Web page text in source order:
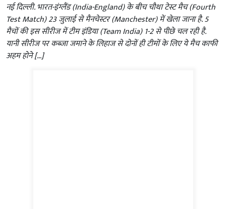
नई दिल्ली. भारत-इंग्लैंड (India-England) के बीच चौथा टेस्ट मैच (Fourth
Test Match) 23 जुलाई से मैनचेस्टर (Manchester) में खेला जाना है. 5
मैचों की इस सीरीज में टीम इंडिया (Team India) 1-2 से पीछे चल रही है.
यानी सीरीज पर कब्जा जमाने के लिहाज से दोनों ही टीमों के लिए ये मैच काफी
अहम होने […]